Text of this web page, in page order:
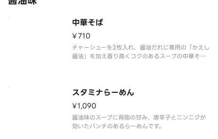
中華そば
¥710
チャーシューを2枚入れ、醤油だれに専用の「かえし
醤油」を加え香り高くコクのあるスープの中華そば
スタミナらーめん
¥1,090
醤油味のスープに背脂の甘み、唐辛子とニンニクが
効いたパンチのあるらーめんです。